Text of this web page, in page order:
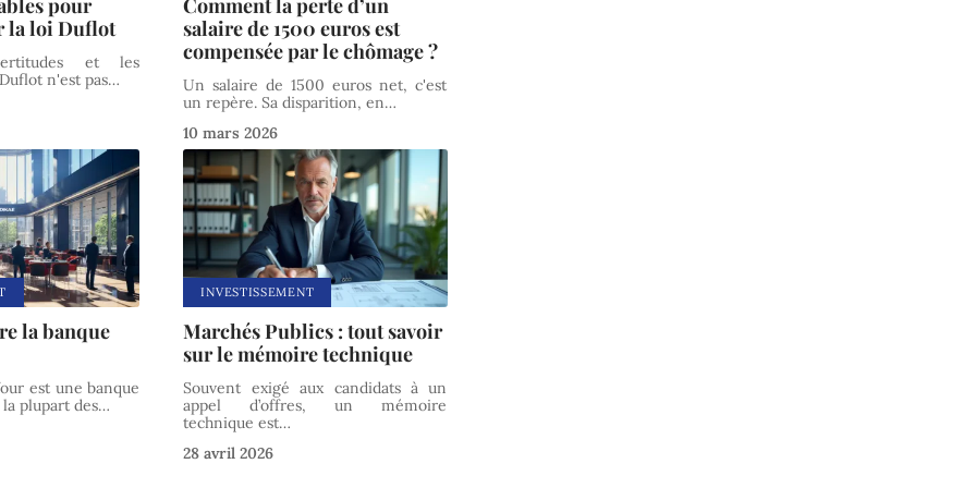
pour
la loi Duflot
et les
n'est pas…
Comment la perte d’un
salaire de 1500 euros est
compensée par le chômage ?
Un salaire de 1500 euros net, c'est
un repère. Sa disparition, en…
10 mars 2026
la banque
est une banque
plupart des…
INVESTISSEMENT
Marchés Publics : tout savoir
sur le mémoire technique
Souvent exigé aux candidats à un
appel d’offres, un mémoire
technique est…
28 avril 2026